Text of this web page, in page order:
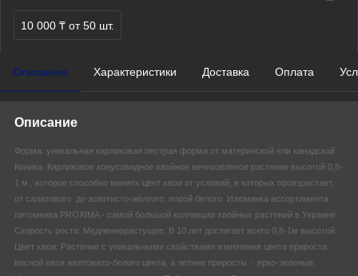
10 000 ₸ от 50 шт.
Описание Характеристики Доставка Оплата
Описание
Форма: уникальная карликовая пестрая форма от материнской ели канадской
Коника. Карликовое конусовидное хвойное вечнозеленое растение высотой 0,8-
1 м., которое способно менять цвет хвои от условий, в которых произрастает,
от салатового до золотисто-жёлтого, порой белого. Изюминка ассортимента
питомника PROXIMA - самой большой коллекции хвойных растений в Украине.
Скорость роста: Медленнорастущее. В 10 лет достигает всего 0,8-1м высотой.
Цвет хвои: Растение с уникальными свойствами изменения цвета прироста:
весной хвоя желтовато-белого цвета, а летние приросты - ярко-зеленые.